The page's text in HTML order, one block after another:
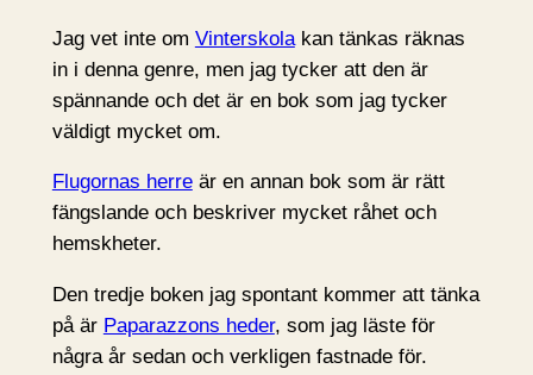
Jag vet inte om Vinterskolakan tänkas räknas
in i denna genre, men jag tycker att den är
spännande och det är en bok som jag tycker
väldigt mycket om.
Flugornas herreär en annan bok som är rätt
fängslande och beskriver mycket råhet och
hemskheter.
Den tredje boken jag spontant kommer att tänka
på är Paparazzons heder, som jag läste för
några år sedan och verkligen fastnade för.